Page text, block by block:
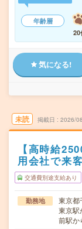
年齢層
20
気になる!
未読 掲載日 2026/
【高時給
用会社で来
交通費別途支給あり
勤務地
東京都
東京駅
前駅か